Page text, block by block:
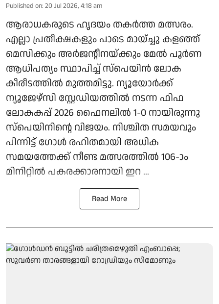
Published on: 20 Jul 2026, 4:18 am
ആരാധകരുടെ ഹൃദയം തകര്‍ത്ത മത്സരം.
എല്ലാ പ്രതീക്ഷകളും പാടെ മായ്ച്ചു കളഞ്ഞ്
മെസിക്കും അര്‍ജന്റീനയ്ക്കും മേല്‍ പൂര്‍ണ
ആധിപത്യം സ്ഥാപിച്ച് സ്‌പെയിന്‍ ലോക
കീരീടത്തില്‍ മുത്തമിട്ടു. ന്യൂയോര്‍ക്ക്
ന്യൂജേഴ്സി സ്റ്റേഡിയത്തില്‍ നടന്ന ഫിഫ
ലോകകപ്പ് 2026 ഫൈനലില്‍ 1-0 നായിരുന്നു
സ്‌പെയിനിന്റെ വിജയം. നിശ്ചിത സമയവും
പിന്നിട്ട് ഗോള്‍ രഹിതമായി അധിക
സമയത്തേക്ക് നീണ്ട മത്സരത്തില്‍ 106-ാം
മിനിറ്റില്‍ പകരക്കാരനായി ഇറ ...
Read More